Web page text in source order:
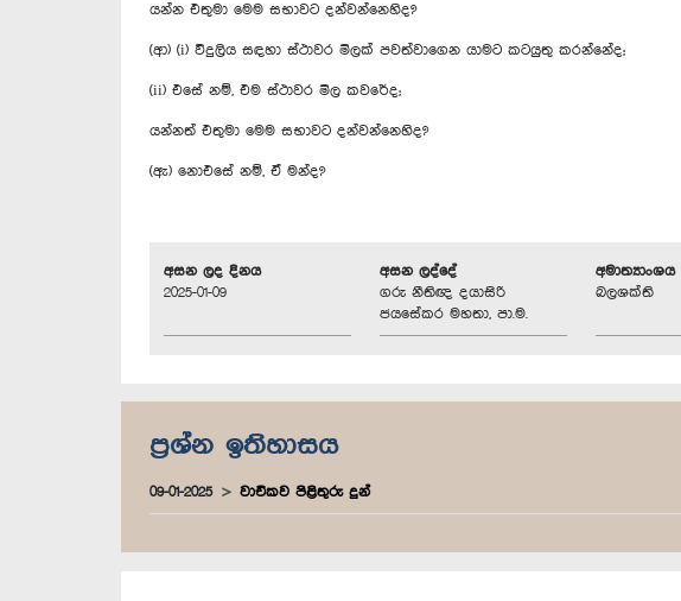
යන්න එතුමා මෙම සභාවට දන්වන්නෙහිද?
(ආ) (i) විදුලිය සඳහා ස්ථාවර මිලක් පවත්වාගෙන යාමට කටයුතු කරන්නේද;
(ii) එසේ නම්, එම ස්ථාවර මිල කවරේද;
යන්නත් එතුමා මෙම සභාවට දන්වන්නෙහිද?
(ඇ) නොඑසේ නම්, ඒ මන්ද?
අසන ලද දිනය
2025-01-09
අසන ලද්දේ
ගරු නීතිඥ දයාසිරි
ජයසේකර මහතා, පා.ම.
අමාත්‍යාංශය
බලශක්ති
ප්‍රශ්න ඉතිහාසය
09-01-2025 වාචිකව පිළිතුරු දුන්